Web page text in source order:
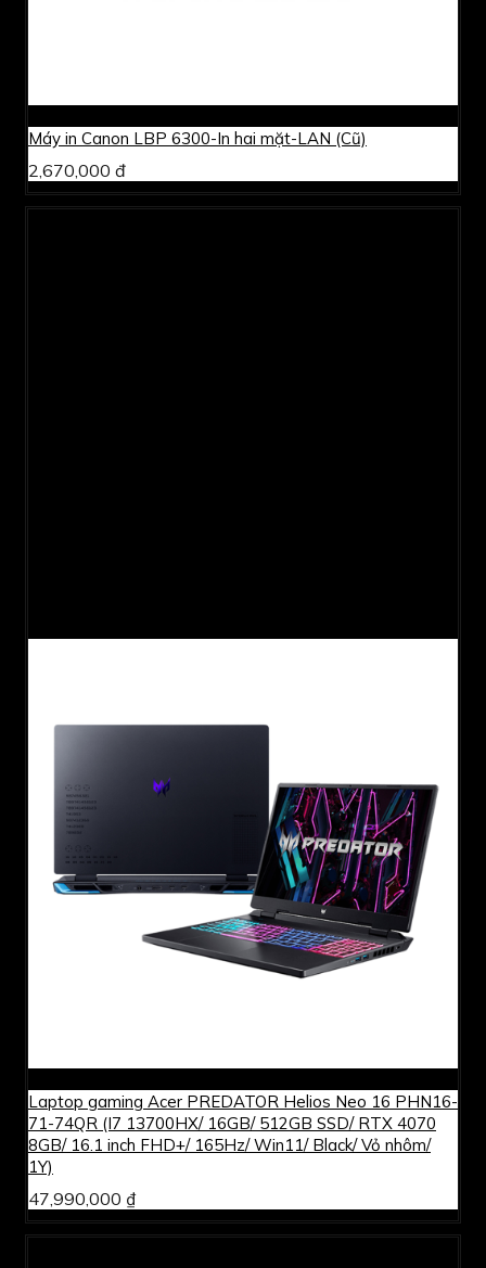
Máy in Canon LBP 6300-In hai mặt-LAN (Cũ)
2,670,000 đ
Laptop gaming Acer PREDATOR Helios Neo 16 PHN16-
71-74QR (I7 13700HX/ 16GB/ 512GB SSD/ RTX 4070
8GB/ 16.1 inch FHD+/ 165Hz/ Win11/ Black/ Vỏ nhôm/
1Y)
47,990,000 ₫